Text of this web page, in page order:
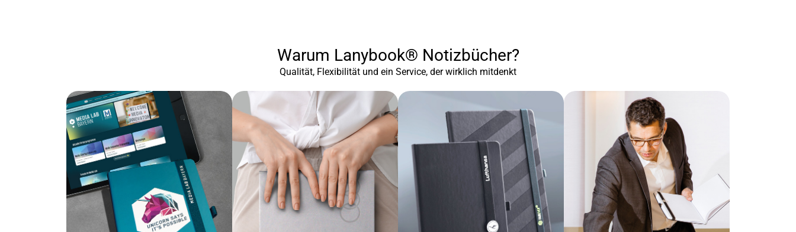
Warum Lanybook® Notizbücher?
Qualität, Flexibilität und ein Service, der wirklich mitdenkt